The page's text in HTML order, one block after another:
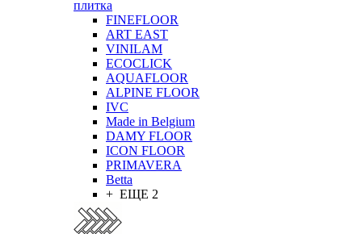
плитка
FINEFLOOR
ART EAST
VINILAM
ECOCLICK
AQUAFLOOR
ALPINE FLOOR
IVC
Made in Belgium
DAMY FLOOR
ICON FLOOR
PRIMAVERA
Betta
+ ЕЩЕ 2